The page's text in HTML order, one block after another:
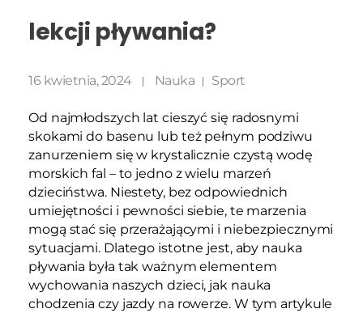
lekcji pływania?
16 kwietnia, 2024 Nauka Sport
Od najmłodszych lat cieszyć się radosnymi
skokami do basenu lub też pełnym podziwu
zanurzeniem się w krystalicznie czystą wodę
morskich fal – to jedno z wielu marzeń
dzieciństwa. Niestety, bez odpowiednich
umiejętności i pewności siebie, te marzenia
mogą stać się przerażającymi i niebezpiecznymi
sytuacjami. Dlatego istotne jest, aby nauka
pływania była tak ważnym elementem
wychowania naszych dzieci, jak nauka
chodzenia czy jazdy na rowerze. W tym artykule